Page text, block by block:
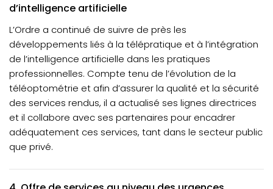
d’intelligence artificielle
L’Ordre a continué de suivre de près les
développements liés à la télépratique et à l’intégration
de l’intelligence artificielle dans les pratiques
professionnelles. Compte tenu de l’évolution de la
téléoptométrie et afin d’assurer la qualité et la sécurité
des services rendus, il a actualisé ses lignes directrices
et il collabore avec ses partenaires pour encadrer
adéquatement ces services, tant dans le secteur public
que privé.